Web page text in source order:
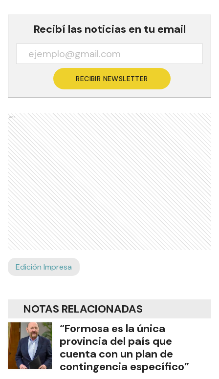
Recibí las noticias en tu email
RECIBIR NEWSLETTER
Ads
Edición Impresa
NOTAS RELACIONADAS
“Formosa es la única
provincia del país que
cuenta con un plan de
contingencia específico”